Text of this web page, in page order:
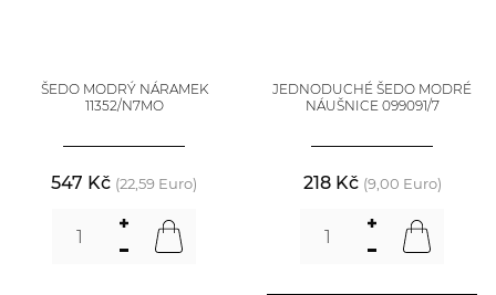
ŠEDO MODRÝ NÁRAMEK
11352/N7MO
547 Kč (22,59 Euro)
JEDNODUCHÉ ŠEDO MODRÉ
NÁUŠNICE 099091/7
218 Kč (9,00 Euro)